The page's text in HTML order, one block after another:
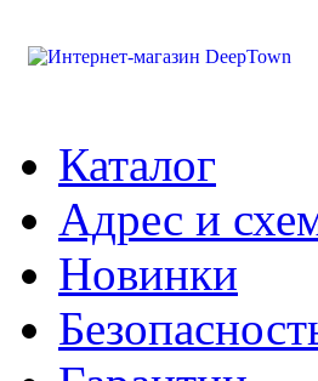
Каталог
Адрес и
Новинки